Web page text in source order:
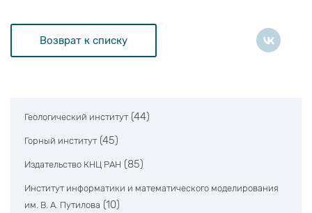
Возврат к списку
Геологический институт (44)
Горный институт (45)
Издательство КНЦ РАН (85)
Институт информатики и математического моделирования
им. В. А. Путилова (10)